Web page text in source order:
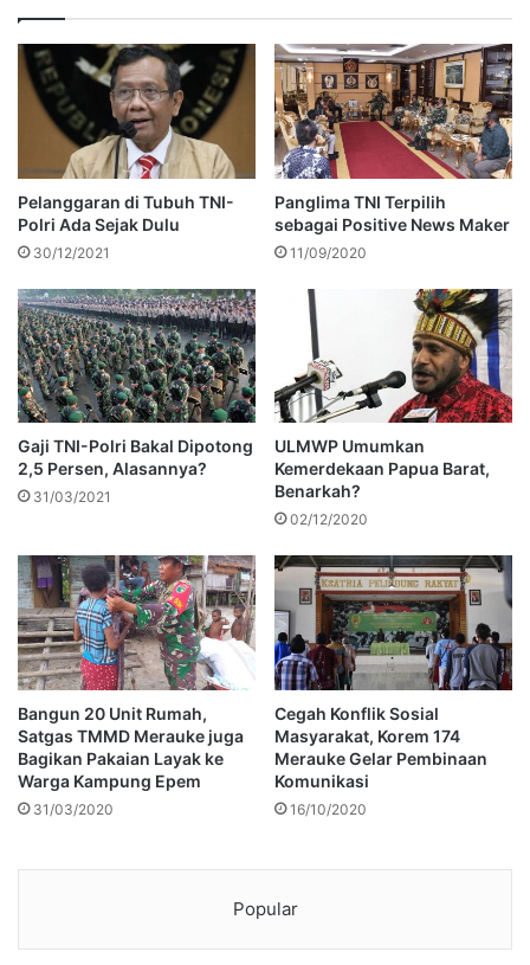
Pelanggaran di Tubuh TNI-
Polri Ada Sejak Dulu
30/12/2021
Panglima TNI Terpilih
sebagai Positive News Maker
11/09/2020
Gaji TNI-Polri Bakal Dipotong
2,5 Persen, Alasannya?
31/03/2021
ULMWP Umumkan
Kemerdekaan Papua Barat,
Benarkah?
02/12/2020
Bangun 20 Unit Rumah,
Satgas TMMD Merauke juga
Bagikan Pakaian Layak ke
Warga Kampung Epem
31/03/2020
Cegah Konflik Sosial
Masyarakat, Korem 174
Merauke Gelar Pembinaan
Komunikasi
16/10/2020
Popular